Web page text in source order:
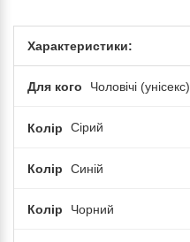
Характеристики:
Для кого Чоловічі (унісекс)
Колір Сірий
Колір Синій
Колір Чорний